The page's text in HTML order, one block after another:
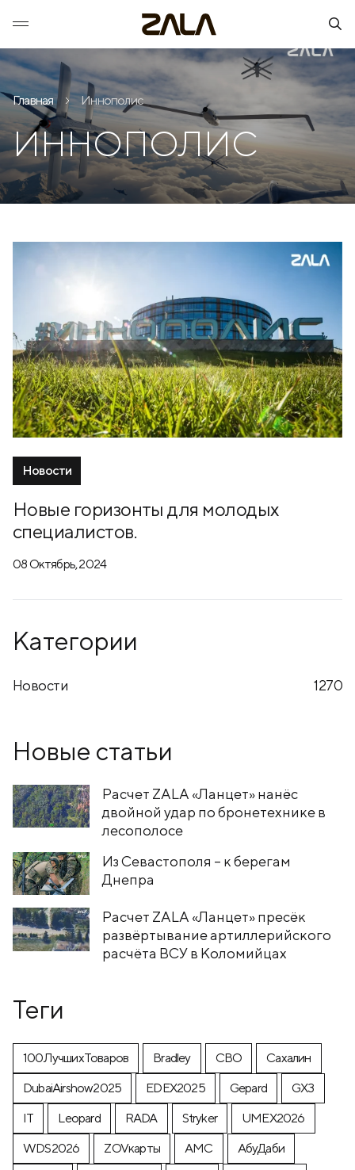
Главная Иннополис
ИННОПОЛИС
Новости
Новые горизонты для молодых
специалистов.
08 Октябрь, 2024
Категории
Новости 1270
Новые статьи
Расчет ZALA «Ланцет» нанёс
двойной удар по бронетехнике в
лесополосе
Из Севастополя – к берегам
Днепра
Расчет ZALA «Ланцет» пресёк
развёртывание артиллерийского
расчёта ВСУ в Коломийцах
Теги
100ЛучшихТоваров Bradley CВО
Cахалин
DubaiAirshow2025
EDEX2025 Gepard
GX3
IT
Leopard RADA Stryker
UMEX2026
WDS2026
ZOVкарты АМС
АбуДаби